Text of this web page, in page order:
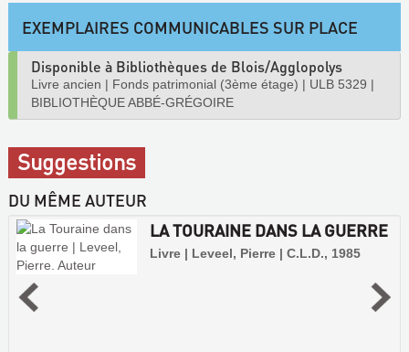
EXEMPLAIRES COMMUNICABLES SUR PLACE
Disponible à Bibliothèques de Blois/Agglopolys
Livre ancien | Fonds patrimonial (3ème étage) | ULB 5329 |
BIBLIOTHÈQUE ABBÉ-GRÉGOIRE
Suggestions
DU MÊME AUTEUR
LA TOURAINE DANS LA GUERRE
Livre | Leveel, Pierre | C.L.D., 1985